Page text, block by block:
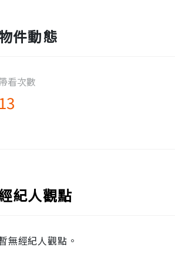
件動態
看次數
13
紀人觀點
無經紀人觀點。